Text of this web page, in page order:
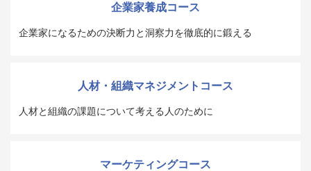
企業家養成コース
企業家になるための決断力と洞察力を徹底的に鍛える
人材・組織マネジメントコース
人材と組織の課題について考える人のために
マーケティングコース